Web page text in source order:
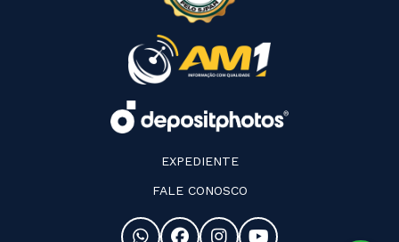
EXPEDIENTE
FALE CONOSCO